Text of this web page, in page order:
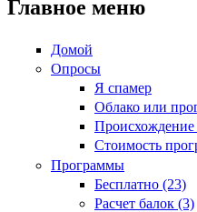
Главное меню
Домой
Опросы
Я спамер
Облако или
Происхождение
Стоимость
Программы
Бесплатно (23)
Расчет балок (3)